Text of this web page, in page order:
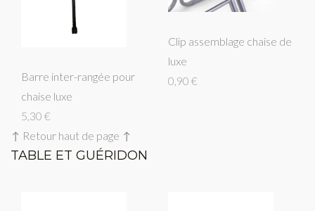
Barre inter-rangée pour
chaise luxe
5,30 €
Clip assemblage chaise de
luxe
0,90 €
↑ Retour haut de page ↑
TABLE ET GUÉRIDON